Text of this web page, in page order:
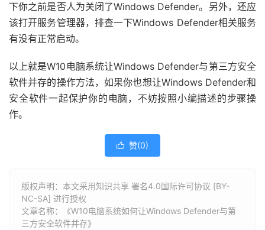
下你之前是否人为关闭了Windows Defender。另外，还应
该打开服务管理器，排查一下Windows Defender相关服务
有没有正常启动。
以上就是W10电脑系统让Windows Defender与第三方安全
软件并存的操作方法，如果你也想让Windows Defender和
安全软件一起保护你的电脑，不妨按照小编描述的步骤操
作。
 赞(0)
版权声明：本文采用知识共享 署名4.0国际许可协议 [BY-
NC-SA] 进行授权
文章名称：《W10电脑系统如何让Windows Defender与第
三方安全软件并存》